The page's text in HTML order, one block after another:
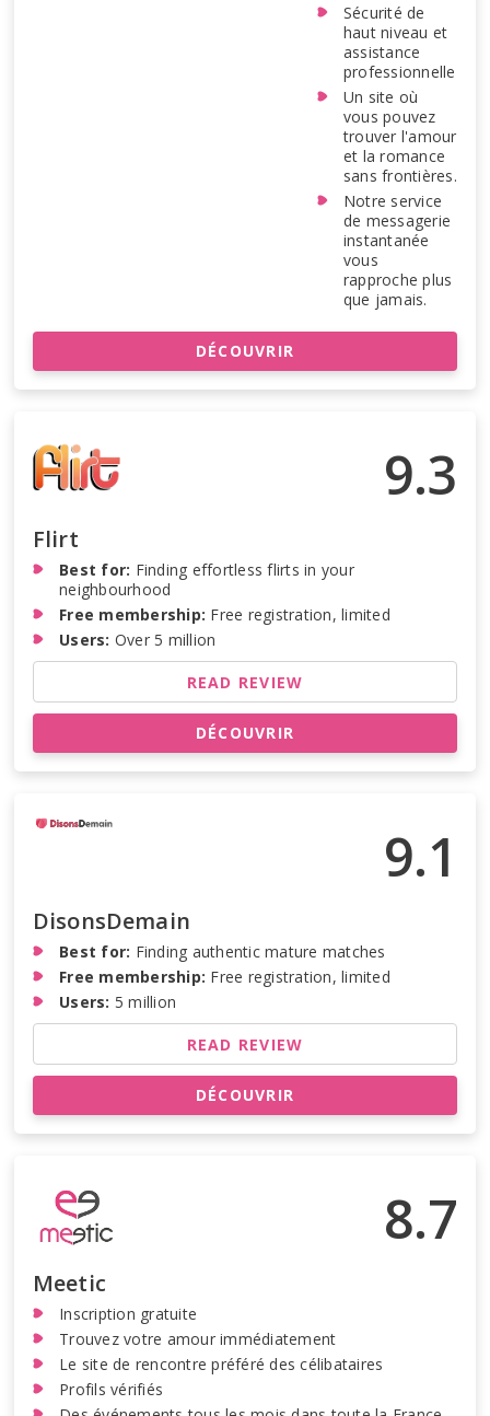
Sécurité de
haut niveau et
assistance
professionnelle
Un site où
vous pouvez
trouver l'amour
et la romance
sans frontières.
Notre service
de messagerie
instantanée
vous
rapproche plus
que jamais.
DÉCOUVRIR
9.3
Flirt
Best for: Finding effortless flirts in your
neighbourhood
Free membership: Free registration, limited
Users: Over 5 million
READ REVIEW
DÉCOUVRIR
9.1
DisonsDemain
Best for: Finding authentic mature matches
Free membership: Free registration, limited
Users: 5 million
READ REVIEW
DÉCOUVRIR
8.7
Meetic
Inscription gratuite
Trouvez votre amour immédiatement
Le site de rencontre préféré des célibataires
Profils vérifiés